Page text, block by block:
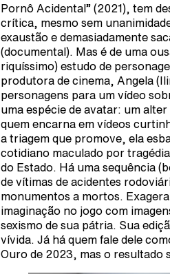
Pornô Acidental” (2021), tem
crítica, mesmo sem
exaustão e demasiadamente
(documental). Mas é de uma
riquíssimo) estudo de
produtora de cinema, Angela
personagens para um vídeo
uma espécie de avatar: um
quem encarna em vídeos
a triagem que promove, ela
cotidiano maculado por
do Estado. Há uma sequência
de vítimas de acidentes
monumentos a mortos.
imaginação no jogo com
sexismo de sua pátria. Sua
vívida. Já há quem fale dele
Ouro de 2023, mas o resultado